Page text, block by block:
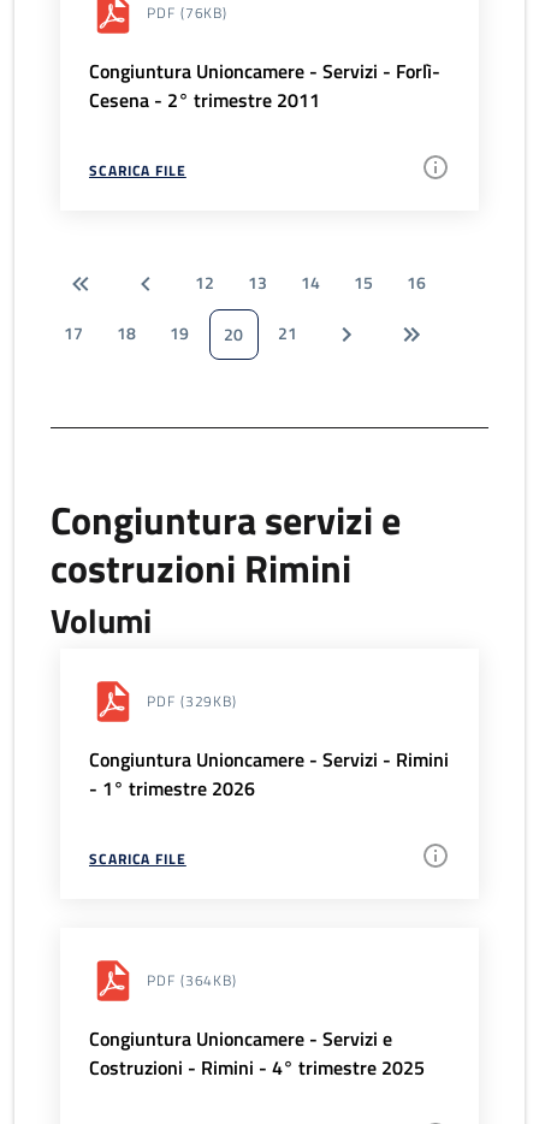
PDF (76KB)
Congiuntura Unioncamere - Servizi - Forlì-
Cesena - 2° trimestre 2011
SCARICA FILE
12 13 14 15
16
17
18 19 20 21
Congiuntura servizi e
costruzioni Rimini
Volumi
PDF (329KB)
Congiuntura Unioncamere - Servizi - Rimini
- 1° trimestre 2026
SCARICA FILE
PDF (364KB)
Congiuntura Unioncamere - Servizi e
Costruzioni - Rimini - 4° trimestre 2025